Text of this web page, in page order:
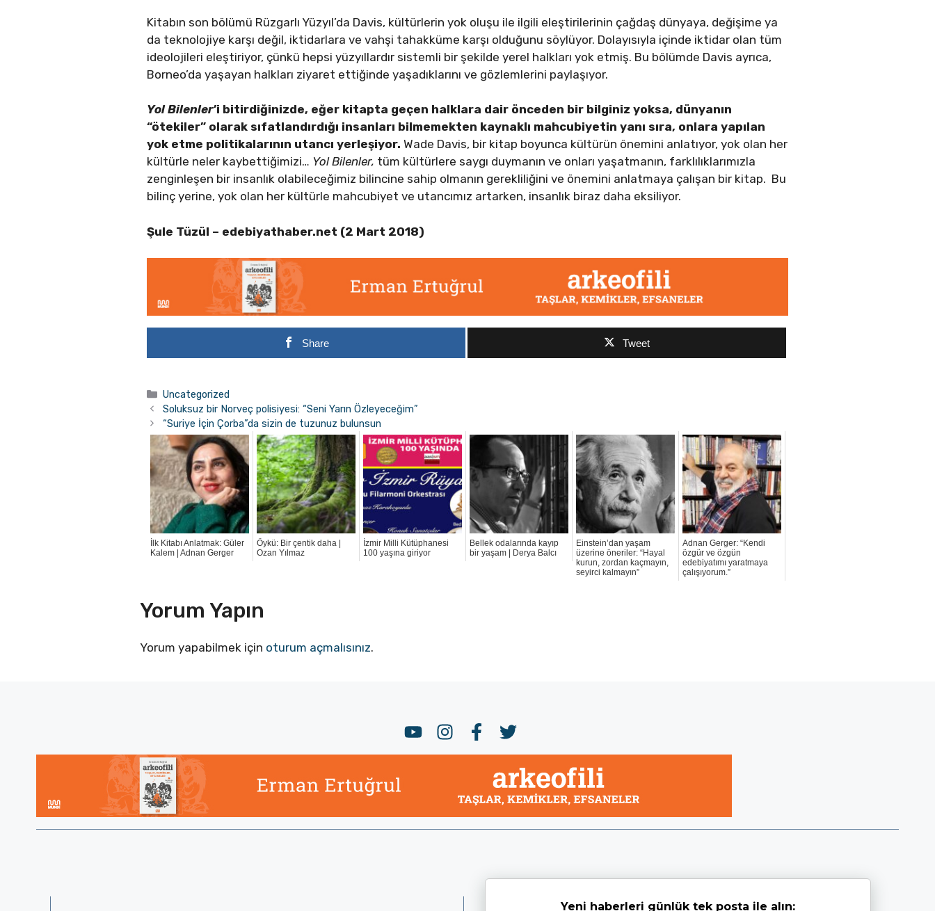
Kitabın son bölümü Rüzgarlı Yüzyıl’da Davis, kültürlerin yok oluşu ile ilgili eleştirilerinin çağdaş dünyaya, değişime ya
da teknolojiye karşı değil, iktidarlara ve vahşi tahakküme karşı olduğunu söylüyor. Dolayısıyla içinde iktidar olan tüm
ideolojileri eleştiriyor, çünkü hepsi yüzyıllardır sistemli bir şekilde yerel halkları yok etmiş. Bu bölümde Davis ayrıca,
Borneo’da yaşayan halkları ziyaret ettiğinde yaşadıklarını ve gözlemlerini paylaşıyor.
Yol Bilenler’i bitirdiğinizde, eğer kitapta geçen halklara dair önceden bir bilginiz yoksa, dünyanın
“ötekiler” olarak sıfatlandırdığı insanları bilmemekten kaynaklı mahcubiyetin yanı sıra, onlara yapılan
yok etme politikalarının utancı yerleşiyor. Wade Davis, bir kitap boyunca kültürün önemini anlatıyor, yok olan her
kültürle neler kaybettiğimizi… Yol Bilenler, tüm kültürlere saygı duymanın ve onları yaşatmanın, farklılıklarımızla
zenginleşen bir insanlık olabileceğimiz bilincine sahip olmanın gerekliliğini ve önemini anlatmaya çalışan bir kitap. Bu
bilinç yerine, yok olan her kültürle mahcubiyet ve utancımız artarken, insanlık biraz daha eksiliyor.
Şule Tüzül – edebiyathaber.net (2 Mart 2018)
Share Tweet
Kategoriler
Uncategorized
Soluksuz bir Norveç polisiyesi: “Seni Yarın Özleyeceğim”
“Suriye İçin Çorba”da sizin de tuzunuz bulunsun
İlk Kitabı Anlatmak: Güler
Kalem | Adnan Gerger
Öykü: Bir çentik daha |
Ozan Yılmaz
İzmir Milli Kütüphanesi
100 yaşına giriyor
Bellek odalarında kayıp
bir yaşam | Derya Balcı
Einstein’dan yaşam
üzerine öneriler: “Hayal
kurun, zordan kaçmayın,
seyirci kalmayın”
Adnan Gerger: “Kendi
özgür ve özgün
edebiyatımı yaratmaya
çalışıyorum.”
Yorum Yapın
Yorum yapabilmek için oturum açmalısınız.
Yeni haberleri günlük tek posta ile alın: